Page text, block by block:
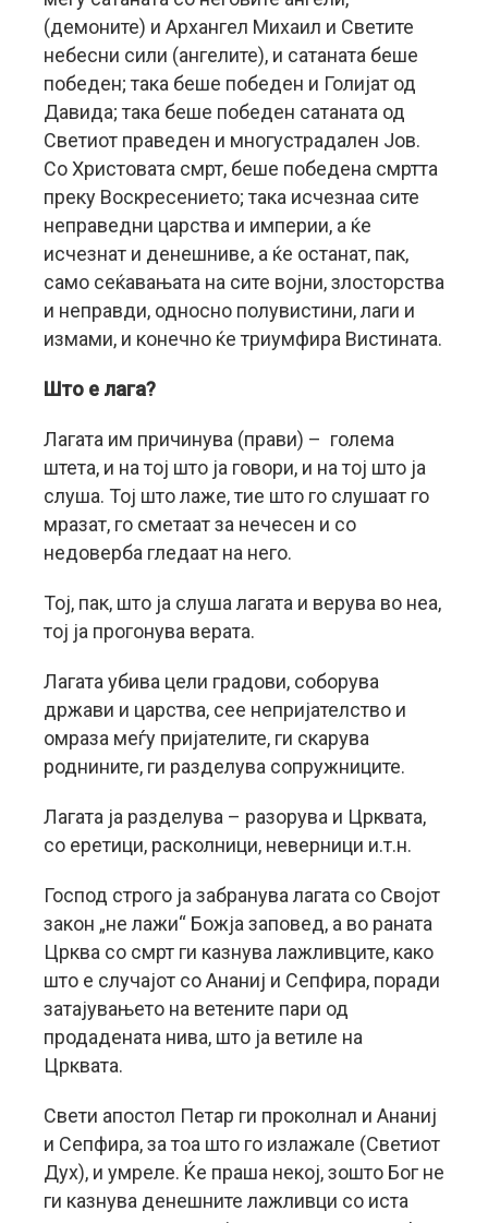
(демоните) и Архангел Михаил и Светите
небесни сили (ангелите), и сатаната беше
победен; така беше победен и Голијат од
Давида; така беше победен сатаната од
Светиот праведен и многустрадален Јов.
Со Христовата смрт, беше победена смртта
преку Воскресението; така исчезнаа сите
неправедни царства и империи, а ќе
исчезнат и денешниве, а ќе останат, пак,
само сеќавањата на сите војни, злосторства
и неправди, односно полувистини, лаги и
измами, и конечно ќе триумфира Вистината.
Што е лага?
Лагата им причинува (прави) – голема
штета, и на тој што ја говори, и на тој што ја
слуша. Тој што лаже, тие што го слушаат го
мразат, го сметаат за нечесен и со
недоверба гледаат на него.
Тој, пак, што ја слуша лагата и верува во неа,
тој ја прогонува верата.
Лагата убива цели градови, соборува
држави и царства, сее непријателство и
омраза меѓу пријателите, ги скарува
роднините, ги разделува сопружниците.
Лагата ја разделува – разорува и Црквата,
со еретици, расколници, неверници и.т.н.
Господ строго ја забранува лагата со Својот
закон „не лажи“ Божја заповед, а во раната
Црква со смрт ги казнува лажливците, како
што е случајот со Ананиј и Сепфира, поради
затајувањето на ветените пари од
продадената нива, што ја ветиле на
Црквата.
Свети апостол Петар ги проколнал и Ананиј
и Сепфира, за тоа што го излажале (Светиот
Дух), и умреле. Ќе праша некој, зошто Бог не
ги казнува денешните лажливци со иста